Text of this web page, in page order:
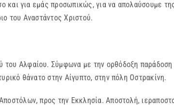
και για εμάς προσωπικώς, για να απολαύσουμε
του Αναστάντος Χριστού.
του Αλφαίου. Σύμφωνα με την ορθόδοξη
θάνατο στην Αίγυπτο, στην πόλη Οστρακίνη.
προς την Εκκλησία. Αποστολή,